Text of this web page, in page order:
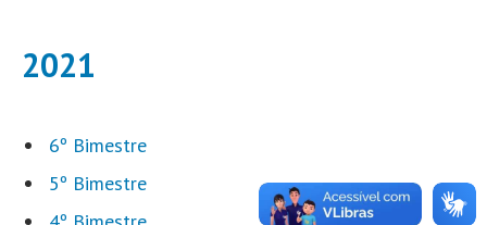
2021
6º Bimestre
5º Bimestre